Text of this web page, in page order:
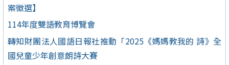
案徵選】
114年度雙語教育博覽會
轉知財團法人國語日報社推動「2025《媽媽教我的 詩》全
國兒童少年創意朗詩大賽